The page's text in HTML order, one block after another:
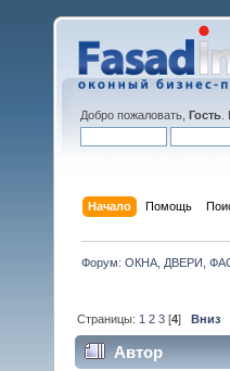
Добро пожаловать, Гость
Начало Помощь
Форум: ОКНА, ДВЕРИ,
Страницы: 1 2 3 [4]Вниз
Автор